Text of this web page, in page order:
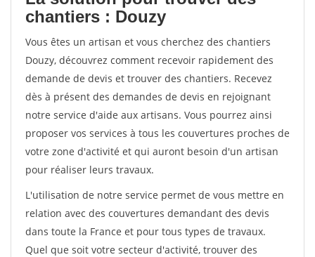
chantiers : Douzy
Vous êtes un artisan et vous cherchez des chantiers
Douzy, découvrez comment recevoir rapidement des
demande de devis et trouver des chantiers. Recevez
dès à présent des demandes de devis en rejoignant
notre service d'aide aux artisans. Vous pourrez ainsi
proposer vos services à tous les couvertures proches de
votre zone d'activité et qui auront besoin d'un artisan
pour réaliser leurs travaux.
L'utilisation de notre service permet de vous mettre en
relation avec des couvertures demandant des devis
dans toute la France et pour tous types de travaux.
Quel que soit votre secteur d'activité, trouver des